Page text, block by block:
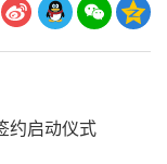
约启动仪式